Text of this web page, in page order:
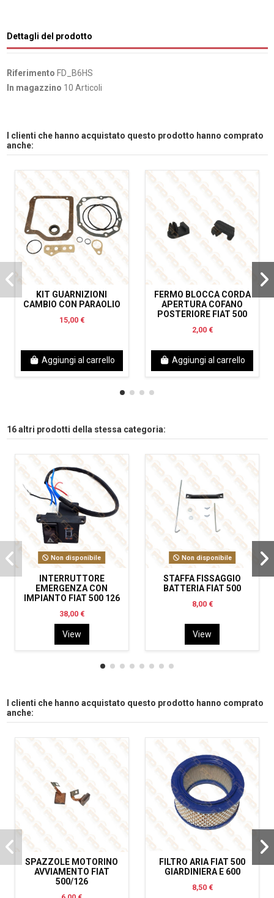
Dettagli del prodotto
Riferimento FD_B6HS
In magazzino 10 Articoli
I clienti che hanno acquistato questo prodotto hanno comprato
anche:
KIT GUARNIZIONI
CAMBIO CON PARAOLIO
15,00 €
Aggiungi al carrello
FERMO BLOCCA CORDA
APERTURA COFANO
POSTERIORE FIAT 500
2,00 €
Aggiungi al carrello
16 altri prodotti della stessa categoria:
Non disponibile
INTERRUTTORE
EMERGENZA CON
IMPIANTO FIAT 500 126
38,00 €
View
Non disponibile
STAFFA FISSAGGIO
BATTERIA FIAT 500
8,00 €
View
I clienti che hanno acquistato questo prodotto hanno comprato
anche:
SPAZZOLE MOTORINO
AVVIAMENTO FIAT
500/126
FILTRO ARIA FIAT 500
GIARDINIERA E 600
8,50 €